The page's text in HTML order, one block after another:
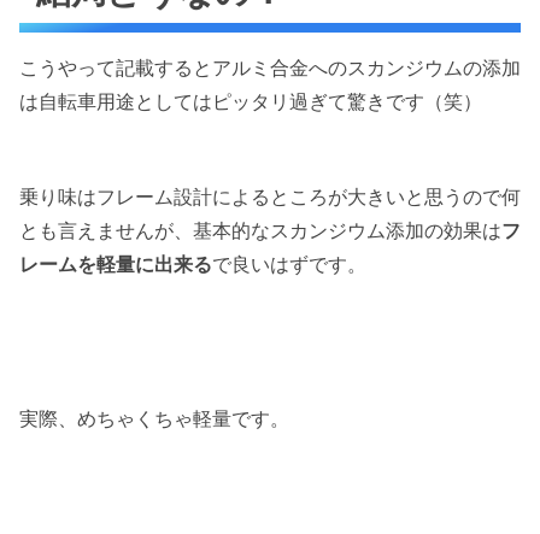
こうやって記載するとアルミ合金へのスカンジウムの添加
は自転車用途としてはピッタリ過ぎて驚きです（笑）
乗り味はフレーム設計によるところが大きいと思うので何
とも言えませんが、基本的なスカンジウム添加の効果はフ
レームを軽量に出来るで良いはずです。
実際、めちゃくちゃ軽量です。